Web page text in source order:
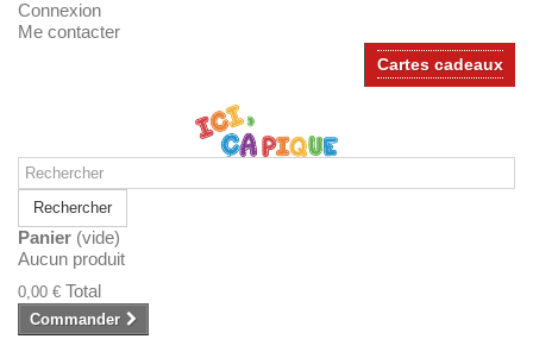
Connexion
Me contacter
Cartes cadeaux
Rechercher
Panier (vide)
Aucun produit
0,00 € Total
Commander